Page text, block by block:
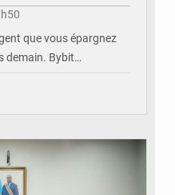
que vous épargnez
demain. Bybit…